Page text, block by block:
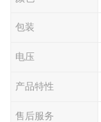
包装
电压
产品特性
售后服务